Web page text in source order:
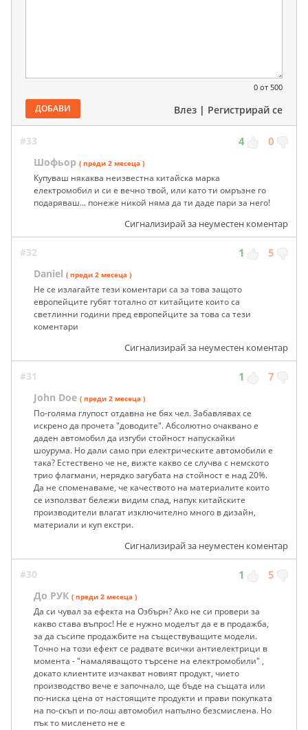
0 от 500
ДОБАВИ Влез | Регистрирай се
#33 4 0
Шофьор ( преди 2 месеца )
Купуваш някаква неизвестна китайска марка
електромобил и си е вечно твой, или като ти омръзне го
подаряваш... понеже никой няма да ти даде пари за него!
Сигнализирай за неуместен коментар
#32 1 5
Daniel ( преди 2 месеца )
Не се излагайте тези коментари са за това защото
европейците губят тотално от китайците които са
светлинни години пред европейците за това са тези
коментари
Сигнализирай за неуместен коментар
#31 1 7
John Doe ( преди 2 месеца )
По-голяма глупост отдавна не бях чел. Забавлявах се
искрено да прочета "доводите". Абсолютно очаквано е
даден автомобил да изгуби стойност напускайки
шоурума. Но дали само при електрическите автомобили е
така? Естествено че не, вижте какво се случва с немското
трио флагмани, нерядко загубата на стойност е над 20%.
Да не споменаваме, че качеството на материалите които
се използват бележи видим спад, напук китайските
производители влагат изключително много в дизайн,
материали и куп екстри.
Сигнализирай за неуместен коментар
#30 1 5
До РУК ( преди 2 месеца )
Да си чувал за ефекта на Озбърн? Ако не си провери за
какво става въпрос! Не е нужно моделът да е в продажба,
за да съсипе продажбите на съществуващите модели.
Точно на този ефект се радвате всички антиелектрици в
момента - "намаляващото търсене на електромобили" ,
докато клиентите изчакват новият продукт, чието
производство вече е започнало, ще бъде на същата или
по-ниска цена от настоящите продукти и прави покупката
на по-скъп и по-лош автомобил напълно безсмислена. Но
пък то мисленето не е